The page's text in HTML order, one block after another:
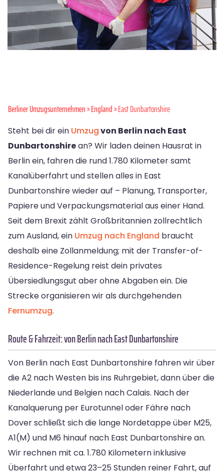
Berliner Umzugsunternehmen»England» East Dunbartonshire
Steht bei dir ein Umzugvon Berlin nach East
Dunbartonshirean? Wir laden deinen Hausrat in
Berlin ein, fahren die rund 1.780 Kilometer samt
Kanalüberfahrt und stellen alles in East
Dunbartonshire wieder auf – Planung, Transporter,
Papiere und Verpackungsmaterial aus einer Hand.
Seit dem Brexit zählt Großbritannien zollrechtlich
zum Ausland, ein Umzug nach England braucht
deshalb eine Zollanmeldung; mit der Transfer-of-
Residence-Regelung reist dein privates
Übersiedlungsgut aber ohne Abgaben ein. Die
Strecke organisieren wir als durchgehenden
Fernumzug.
Route & Fahrzeit: von Berlin nach East Dunbartonshire
Von Berlin nach East Dunbartonshire fahren wir über
die A2 nach Westen bis ins Ruhrgebiet, dann über die
Niederlande und Belgien nach Calais. Nach der
Kanalquerung per Eurotunnel oder Fähre nach
Dover schließt sich die lange Nordetappe über M25,
A1(M) und M6 hinauf nach East Dunbartonshire an.
Wir rechnen mit ca. 1.780 Kilometern inklusive
Überfahrt und etwa 23–25 Stunden reiner Fahrt, auf